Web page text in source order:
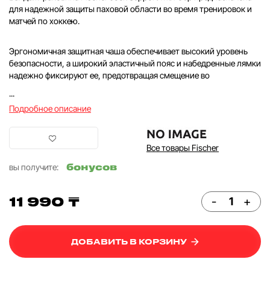
для надежной защиты паховой области во время тренировок и
матчей по хоккею.
Эргономичная защитная чаша обеспечивает высокий уровень
безопасности, а широкий эластичный пояс и набедренные лямки
надежно фиксируют ее, предотвращая смещение во
...
Подробное описание
Все товары Fischer
вы получите:
бонусов
11 990 ₸ - +
ДОБАВИТЬ В КОРЗИНУ